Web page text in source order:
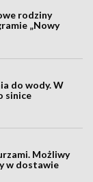
rodziny
„Nowy
do wody. W
sinice
Możliwy
w dostawie